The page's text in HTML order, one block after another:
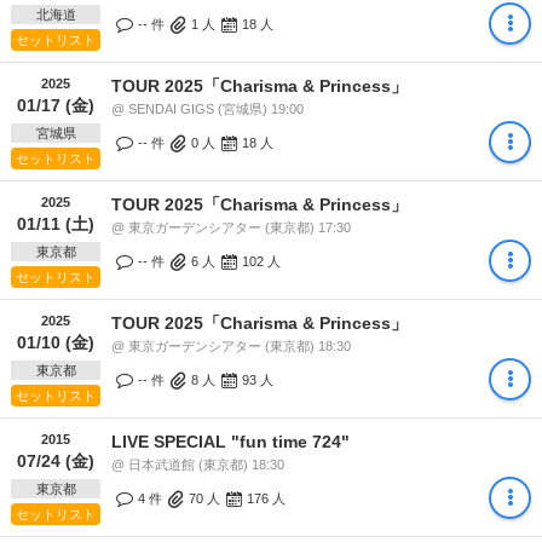
北海道
セットリスト
-- 件 1 人 18 人
2025
01/17 (金)
宮城県
セットリスト
TOUR 2025「Charisma & Princess」
@ SENDAI GIGS (宮城県) 19:00
-- 件 0 人 18 人
2025
01/11 (土)
東京都
セットリスト
TOUR 2025「Charisma & Princess」
@ 東京ガーデンシアター (東京都) 17:30
-- 件 6 人 102 人
2025
01/10 (金)
東京都
セットリスト
TOUR 2025「Charisma & Princess」
@ 東京ガーデンシアター (東京都) 18:30
-- 件 8 人 93 人
2015
07/24 (金)
東京都
セットリスト
LIVE SPECIAL "fun time 724"
@ 日本武道館 (東京都) 18:30
4 件 70 人 176 人